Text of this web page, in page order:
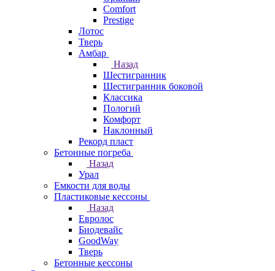
Comfort
Prestige
Лотос
Тверь
Амбар
Назад
Шестигранник
Шестигранник боковой
Классика
Пологий
Комфорт
Наклонный
Рекорд пласт
Бетонные погреба
Назад
Урал
Емкости для воды
Пластиковые кессоны
Назад
Евролос
Биодевайс
GoodWay
Тверь
Бетонные кессоны